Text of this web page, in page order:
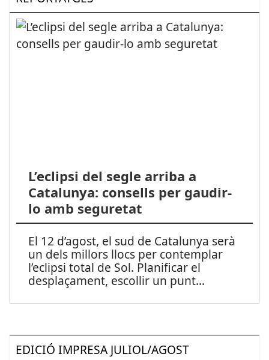
L’eclipsi del segle arriba a
Catalunya: consells per gaudir-
lo amb seguretat
El 12 d’agost, el sud de Catalunya serà
un dels millors llocs per contemplar
l’eclipsi total de Sol. Planificar el
desplaçament, escollir un punt...
EDICIÓ IMPRESA JULIOL/AGOST